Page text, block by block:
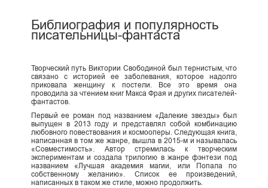
Библиография и популярность
писательницы-фантаста
Творческий путь Виктории Свободиной был тернистым, что
связано с историей ее заболевания, которое надолго
приковала женщину к постели. Все это время она
проводила за чтением книг Макса Фрая и других писателей-
фантастов.
Первый ее роман под названием «Далекие звезды» был
выпущен в 2013 году и представлял собой комбинацию
любовного повествования и космооперы. Следующая книга,
написанная в том же жанре, вышла в 2015-м и называлась
«Совместимость». Автор стремилась к творческим
экспериментам и создала трилогию в жанре фэнтези под
названием «Лучшая академия магии, или Попала по
собственному желанию». Список ее произведений,
написанных в таком же стиле, можно продолжить.